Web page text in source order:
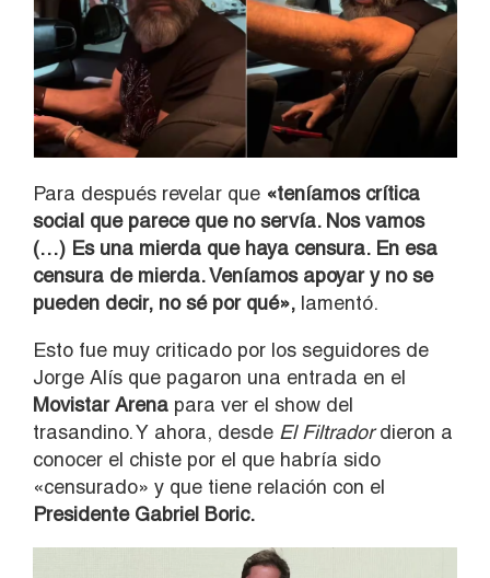
Para después revelar que «teníamos crítica
social que parece que no servía. Nos vamos
(…) Es una mierda que haya censura. En esa
censura de mierda. Veníamos apoyar y no se
pueden decir, no sé por qué», lamentó.
Esto fue muy criticado por los seguidores de
Jorge Alís que pagaron una entrada en el
Movistar Arena para ver el show del
trasandino. Y ahora, desde El Filtradordieron a
conocer el chiste por el que habría sido
«censurado» y que tiene relación con el
Presidente Gabriel Boric.